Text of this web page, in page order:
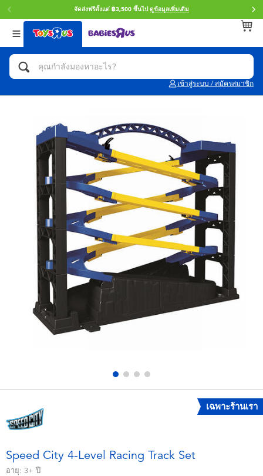
จัดส่งฟรีตั้งแต่ ฿3,500 ขึ้นไป ดูข้อมูลเพิ่มเติม
เข้าสู่ระบบ / สมัครสมาชิก
กลับ
หมวดหมู่
แอคชั่นฟิกเกอร์ และการสวมบทบาทเป็นฮีโร่
ตัวต่อและ LEGO
รถของเล่น, รถบรรทุกของเล่น, รถไฟของเล่น
และรีโมทบังคับ
กิจกรรมและงานคราฟท์
ตุ๊กตาและของสะสม
อุปกรณ์อิเล็คทรอนิกส์
เกมและพัซเซิล
ของเล่นเพื่อการเรียนรู้
กิจกรรมกลางแจ้งและกีฬา
ของเล่นนุ่มนิ่ม
กลับ
แบรนด์
Toy Story ทอย สตอรี่
Star Wars
LEGOเลโก้
Blokees บล็อคคีส์
Zuru ซูรู
X-Shot
playpop
Barbie บาร์บี้
กลับ
Age
0~2 ปี
5~7 ปี
8~11 ปี
12~14 ปี
14+ ปี
เฉพาะร้านเรา
Speed City 4-Level Racing Track Set
อายุ: 3+ ปี